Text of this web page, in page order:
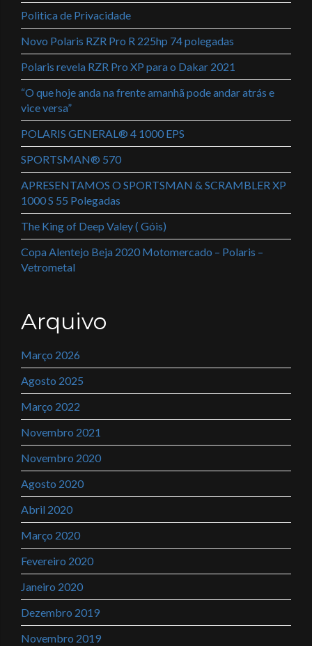
Politica de Privacidade
Novo Polaris RZR Pro R 225hp 74 polegadas
Polaris revela RZR Pro XP para o Dakar 2021
“O que hoje anda na frente amanhã pode andar atrás e
vice versa”
POLARIS GENERAL® 4 1000 EPS
SPORTSMAN® 570
APRESENTAMOS O SPORTSMAN & SCRAMBLER XP
1000 S 55 Polegadas
The King of Deep Valey ( Góis)
Copa Alentejo Beja 2020 Motomercado – Polaris –
Vetrometal
Arquivo
Março 2026
Agosto 2025
Março 2022
Novembro 2021
Novembro 2020
Agosto 2020
Abril 2020
Março 2020
Fevereiro 2020
Janeiro 2020
Dezembro 2019
Novembro 2019